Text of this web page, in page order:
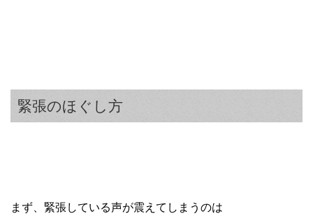
緊張のほぐし方
まず、緊張している声が震えてしまうのは